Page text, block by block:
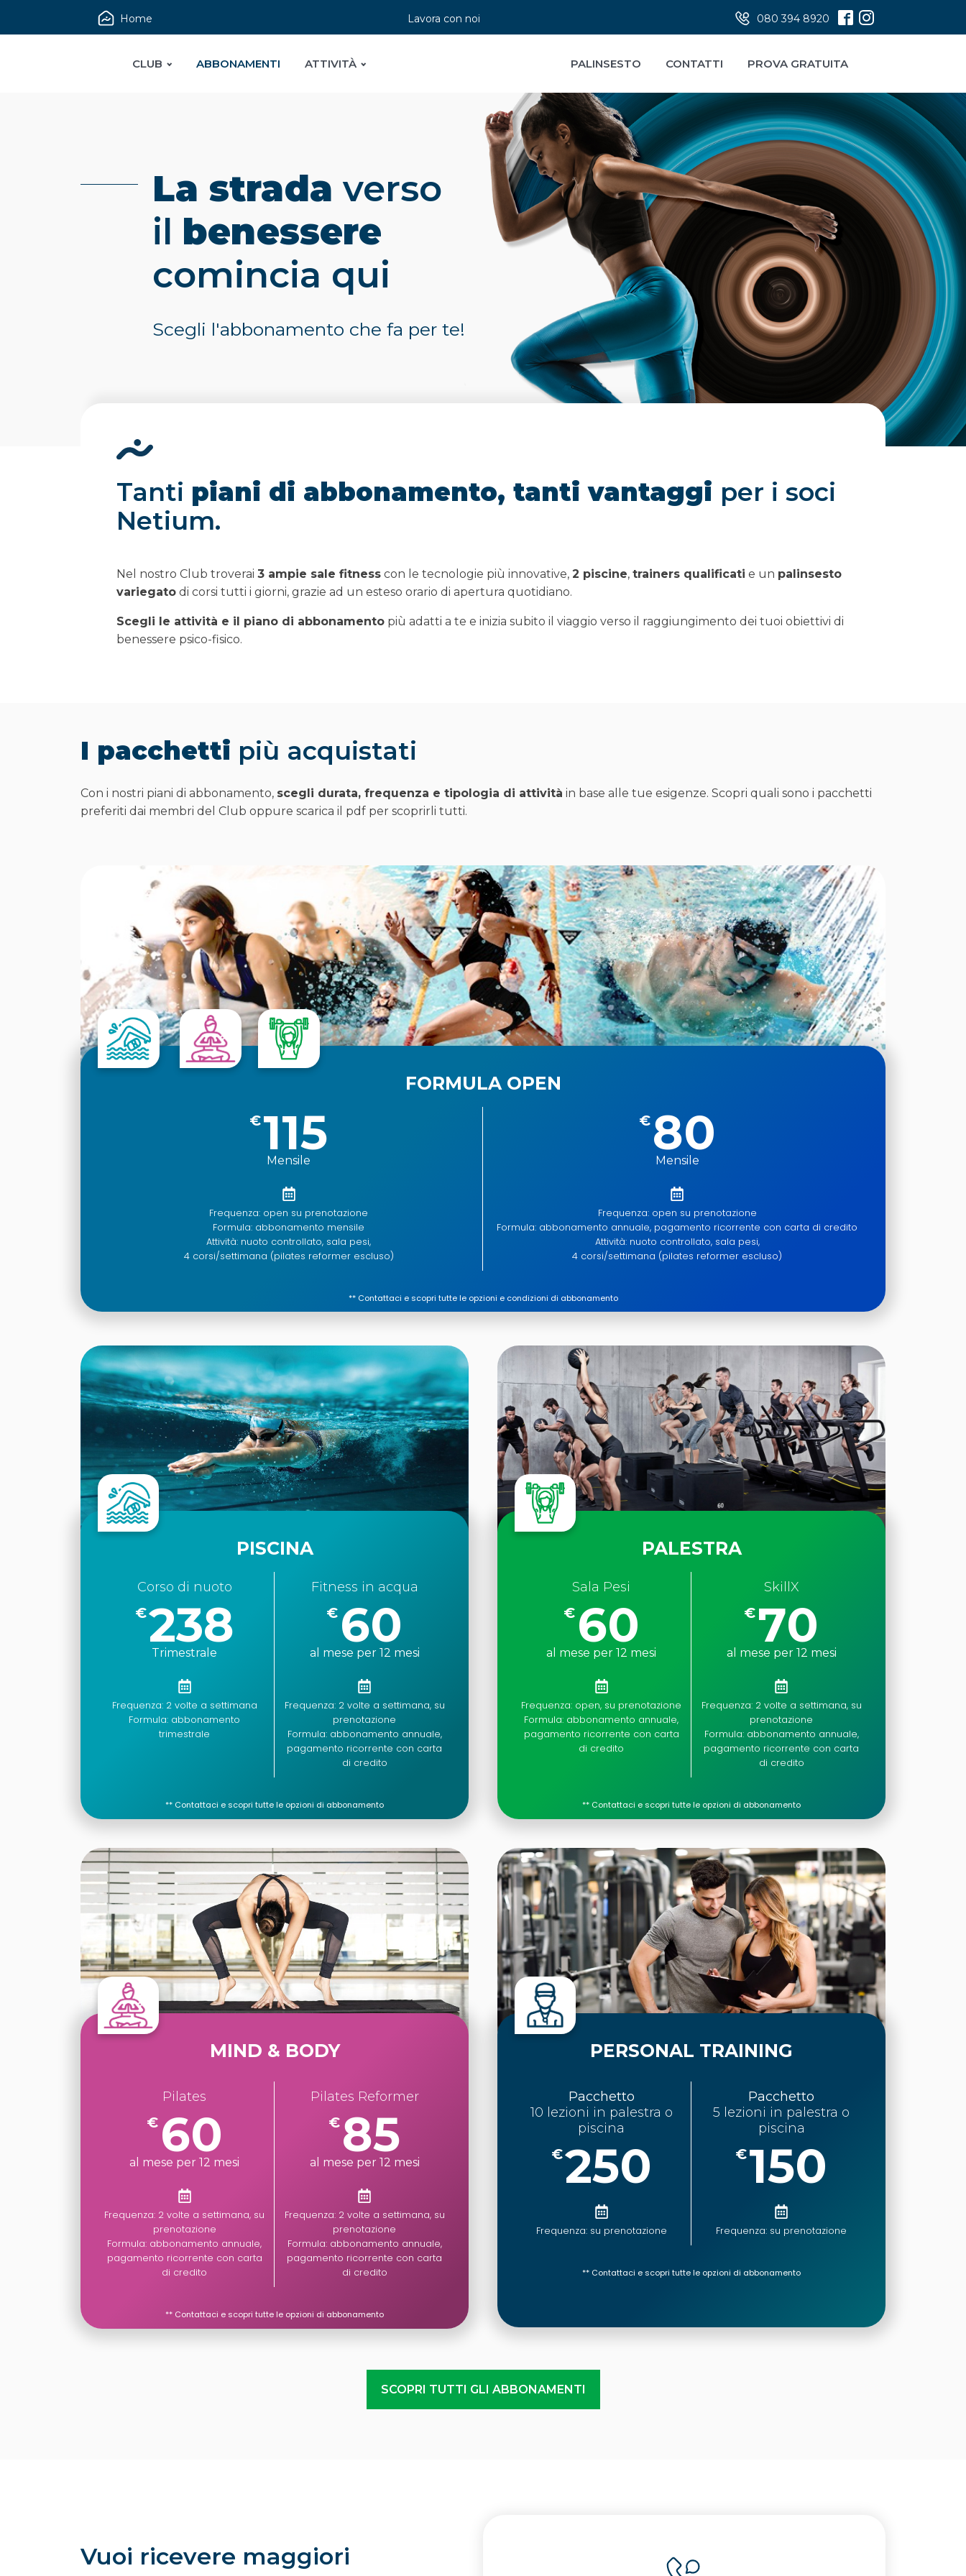
Home Lavora con noi 080 394 8920
CLUB ABBONAMENTI ATTIVITÀ PALINSESTO CONTATTI PROVA GRATUITA
La strada verso
il benessere
comincia qui
Scegli l'abbonamento che fa per te!
Tanti piani di abbonamento, tanti vantaggi per i soci
Netium.
Nel nostro Club troverai 3 ampie sale fitness con le tecnologie più innovative, 2 piscine, trainers qualificati e un palinsesto
variegato di corsi tutti i giorni, grazie ad un esteso orario di apertura quotidiano.
Scegli le attività e il piano di abbonamento più adatti a te e inizia subito il viaggio verso il raggiungimento dei tuoi obiettivi di
benessere psico-fisico.
I pacchetti più acquistati
Con i nostri piani di abbonamento, scegli durata, frequenza e tipologia di attività in base alle tue esigenze. Scopri quali sono i pacchetti
preferiti dai membri del Club oppure scarica il pdf per scoprirli tutti.
FORMULA OPEN
€115
Mensile
Frequenza: open su prenotazione
Formula: abbonamento mensile
Attività: nuoto controllato, sala pesi,
4 corsi/settimana (pilates reformer escluso)
€ 80
Mensile
Frequenza: open su prenotazione
Formula: abbonamento annuale, pagamento ricorrente con carta di credito
Attività: nuoto controllato, sala pesi,
4 corsi/settimana (pilates reformer escluso)
** Contattaci e scopri tutte le opzioni e condizioni di abbonamento
PISCINA
Corso di nuoto
€238
Trimestrale
Frequenza: 2 volte a settimana
Formula: abbonamento
trimestrale
Fitness in acqua
€ 60
al mese per 12 mesi
Frequenza: 2 volte a settimana, su
prenotazione
Formula: abbonamento annuale,
pagamento ricorrente con carta
di credito
** Contattaci e scopri tutte le opzioni di abbonamento
PALESTRA
Sala Pesi
€ 60
al mese per 12 mesi
Frequenza: open, su prenotazione
Formula: abbonamento annuale,
pagamento ricorrente con carta
di credito
SkillX
€ 70
al mese per 12 mesi
Frequenza: 2 volte a settimana, su
prenotazione
Formula: abbonamento annuale,
pagamento ricorrente con carta
di credito
** Contattaci e scopri tutte le opzioni di abbonamento
MIND & BODY
Pilates
€ 60
al mese per 12 mesi
Frequenza: 2 volte a settimana, su
prenotazione
Formula: abbonamento annuale,
pagamento ricorrente con carta
di credito
Pilates Reformer
€ 85
al mese per 12 mesi
Frequenza: 2 volte a settimana, su
prenotazione
Formula: abbonamento annuale,
pagamento ricorrente con carta
di credito
** Contattaci e scopri tutte le opzioni di abbonamento
PERSONAL TRAINING
Pacchetto
10 lezioni in palestra o
piscina
€250
Frequenza: su prenotazione
Pacchetto
5 lezioni in palestra o
piscina
€150
Frequenza: su prenotazione
** Contattaci e scopri tutte le opzioni di abbonamento
SCOPRI TUTTI GLI ABBONAMENTI
Vuoi ricevere maggiori